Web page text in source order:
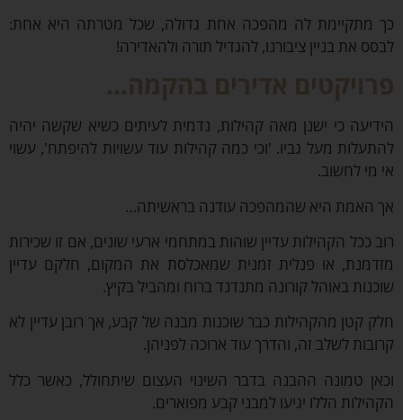
מתקיימת לה מהפכה אחת גדולה, שכל מטרתה היא אחת:
את בניין ציבורנו, להגדיל תורה ולהאדירה!
כי ישנן מאה קהילות, נדמית לעיתים כשיא שקשה יהיה
מעל גביו. 'וכי כמה קהילות עוד עשויות להיפתח', עשוי
לחשוב.
היא שהמהפכה עודנה בראשיתה…
ככל הקהילות עדיין שוהות במתחמי ארעי שונים, אם זו שכירות
או פנלית זמנית שמאכלסת את המקום, חלקם עדיין
באוהל קורונה מתנדנד ברוח ומהביל בקיץ.
קטן מהקהילות כבר שוכנות מבנה של קבע, אך רובן עדיין לא
לשלב זה, והדרך עוד ארוכה לפניהן.
טמונה ההבנה בדבר השינוי העצום שיתחולל, כאשר כלל
הללו יגיעו למבני קבע מפוארים.